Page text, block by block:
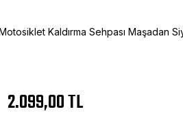
Kaldırma Sehpası Maşadan
2.099,00 TL